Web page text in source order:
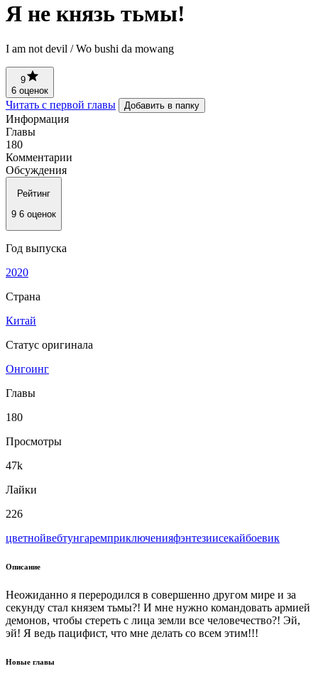
Я не князь тьмы!
I am not devil / Wo bushi da mowang
9
6 оценок
Читать с первой главы Добавить в папку
Информация
Главы
180
Комментарии
Обсуждения
Рейтинг
9 6 оценок
Год выпуска
2020
Страна
Китай
Статус оригинала
Онгоинг
Главы
180
Просмотры
47k
Лайки
226
цветнойвeбтунгаремприключенияфэнтезиисекайбоевик
Описание
Неожиданно я переродился в совершенно другом мире и за
секунду стал князем тьмы?! И мне нужно командовать армией
демонов, чтобы стереть с лица земли все человечество?! Эй,
эй! Я ведь пацифист, что мне делать со всем этим!!!
Новые главы